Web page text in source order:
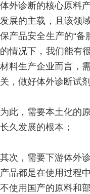
体外诊断的核心原料
发展的主载，且该领
保产品安全生产的“
的情况下，我们能有
材料生产企业而言，
关，做好体外诊断试
为此，需要本土化的
长久发展的根本；
其次，需要下游体外
产品都是在使用过程
不使用国产的原料和